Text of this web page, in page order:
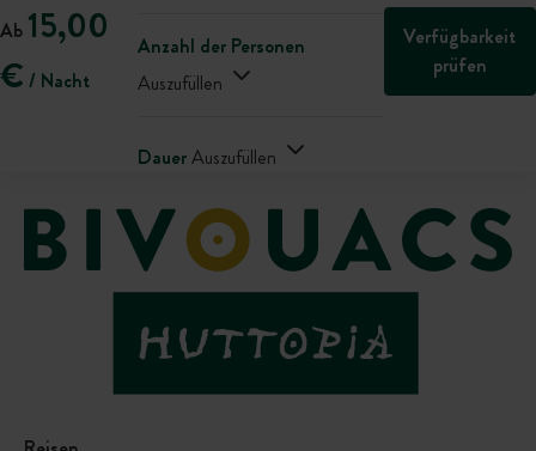
Ab 15,00
€ / Nacht
Anzahl der Personen
Auszufüllen
DauerAuszufüllen
Verfügbarkeit
prüfen